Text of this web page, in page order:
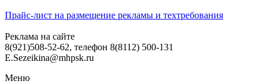
Прайс-лист на размещение рекламы и техтребования
Реклама на сайте
8(921)508-52-62, телефон 8(8112) 500-131
E.Sezeikina@mhpsk.ru
Меню